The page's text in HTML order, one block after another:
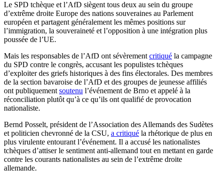
Le SPD tchèque et l’AfD siègent tous deux au sein du groupe
d’extrême droite Europe des nations souveraines au Parlement
européen et partagent généralement les mêmes positions sur
l’immigration, la souveraineté et l’opposition à une intégration plus
poussée de l’UE.
Mais les responsables de l’AfD ont sévèrement critiqué la campagne
du SPD contre le congrès, accusant les populistes tchèques
d’exploiter des griefs historiques à des fins électorales. Des membres
de la section bavaroise de l’AfD et des groupes de jeunesse affiliés
ont publiquement soutenu l’événement de Brno et appelé à la
réconciliation plutôt qu’à ce qu’ils ont qualifié de provocation
nationaliste.
Bernd Posselt, président de l’Association des Allemands des Sudètes
et politicien chevronné de la CSU, a critiqué la rhétorique de plus en
plus virulente entourant l’événement. Il a accusé les nationalistes
tchèques d’attiser le sentiment anti-allemand tout en mettant en garde
contre les courants nationalistes au sein de l’extrême droite
allemande.